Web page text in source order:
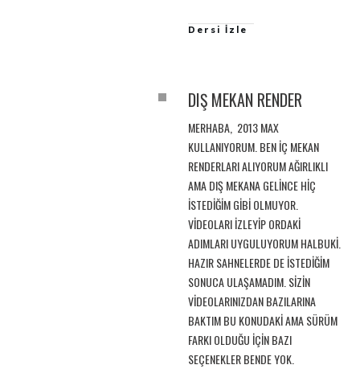
Dersi İzle
DIŞ MEKAN RENDER
MERHABA, 2013 MAX
KULLANIYORUM. BEN İÇ MEKAN
RENDERLARI ALIYORUM AĞIRLIKLI
AMA DIŞ MEKANA GELİNCE HİÇ
İSTEDİĞİM GİBİ OLMUYOR.
VİDEOLARI İZLEYİP ORDAKİ
ADIMLARI UYGULUYORUM HALBUKİ.
HAZIR SAHNELERDE DE İSTEDİĞİM
SONUCA ULAŞAMADIM. SİZİN
VİDEOLARINIZDAN BAZILARINA
BAKTIM BU KONUDAKİ AMA SÜRÜM
FARKI OLDUĞU İÇİN BAZI
SEÇENEKLER BENDE YOK.